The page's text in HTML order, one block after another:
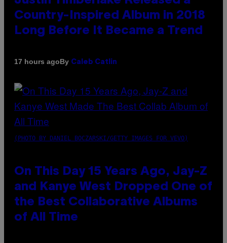
Country-Inspired Album in 2018
Long Before It Became a Trend
17 hours agoBy Caleb Catlin
(PHOTO BY DANIEL BOCZARSKI/GETTY IMAGES FOR VEVO)
On This Day 15 Years Ago, Jay-Z
and Kanye West Dropped One of
the Best Collaborative Albums
of All Time